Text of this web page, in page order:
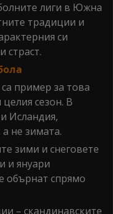
лиги в Южна
традиции и
си
страст.
пример за това
сезон. В
Исландия,
не зимата.
зими и снеговете
и януари
обърнат спрямо
– скандинавските